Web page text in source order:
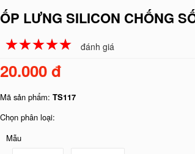
ỐP LƯNG SILICON CHỐNG
☆☆☆☆☆
★★★★★ đánh giá
20.000 đ
Mã sản phẩm:TS117
Chọn phân loại:
Mẫu